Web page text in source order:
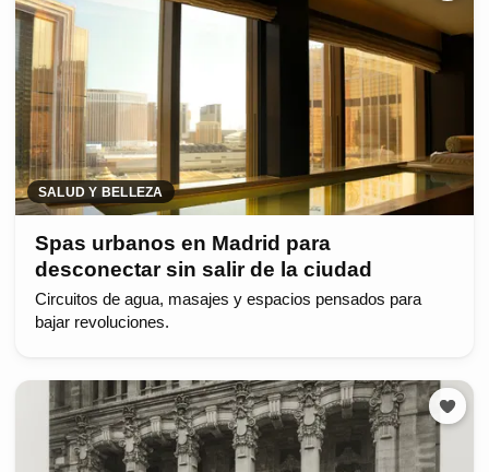
SALUD Y BELLEZA
Spas urbanos en Madrid para
desconectar sin salir de la ciudad
Circuitos de agua, masajes y espacios pensados para
bajar revoluciones.